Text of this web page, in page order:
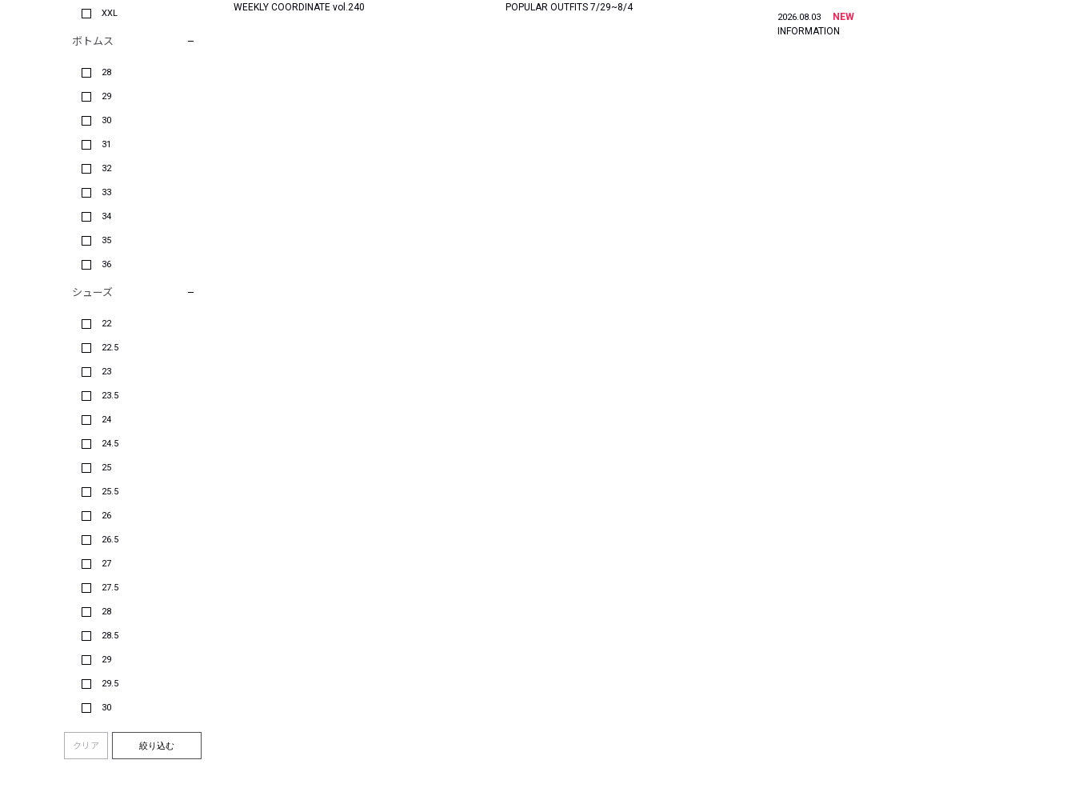
XXL
ボトムス
28
29
30
31
32
33
34
35
36
シューズ
22
22.5
23
23.5
24
24.5
25
25.5
26
26.5
27
27.5
28
28.5
29
29.5
30
クリア 絞り込む
WEEKLY COORDINATE vol.240
POPULAR OUTFITS 7/29~8/4
2026.08.03
NEW
INFORMATION